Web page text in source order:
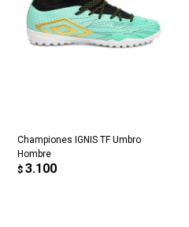
Championes IGNIS TF Umbro
Hombre
$ 3.100